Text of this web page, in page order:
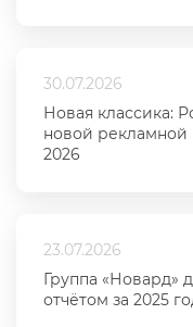
30.07.2026
Новая классика:
новой рекламной
2026
23.07.2026
Группа «Новард»
отчётом за 2025